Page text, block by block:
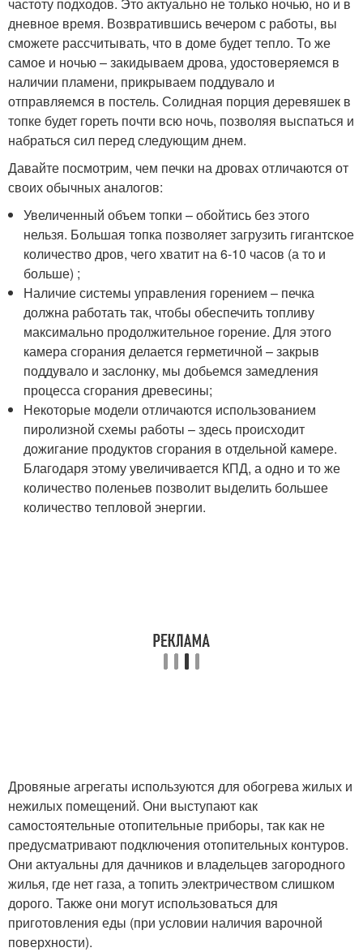
дневное время. Возвратившись вечером с работы, вы
сможете рассчитывать, что в доме будет тепло. То же
самое и ночью – закидываем дрова, удостоверяемся в
наличии пламени, прикрываем поддувало и
отправляемся в постель. Солидная порция деревяшек в
топке будет гореть почти всю ночь, позволяя выспаться и
набраться сил перед следующим днем.
Давайте посмотрим, чем печки на дровах отличаются от
своих обычных аналогов:
Увеличенный объем топки – обойтись без этого
нельзя. Большая топка позволяет загрузить гигантское
количество дров, чего хватит на 6-10 часов (а то и
больше) ;
Наличие системы управления горением – печка
должна работать так, чтобы обеспечить топливу
максимально продолжительное горение. Для этого
камера сгорания делается герметичной – закрыв
поддувало и заслонку, мы добьемся замедления
процесса сгорания древесины;
Некоторые модели отличаются использованием
пиролизной схемы работы – здесь происходит
дожигание продуктов сгорания в отдельной камере.
Благодаря этому увеличивается КПД, а одно и то же
количество поленьев позволит выделить большее
количество тепловой энергии.
Дровяные агрегаты используются для обогрева жилых и
нежилых помещений. Они выступают как
самостоятельные отопительные приборы, так как не
предусматривают подключения отопительных контуров.
Они актуальны для дачников и владельцев загородного
жилья, где нет газа, а топить электричеством слишком
дорого. Также они могут использоваться для
приготовления еды (при условии наличия варочной
поверхности).